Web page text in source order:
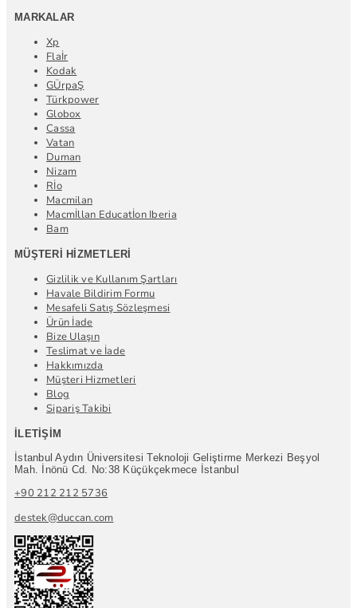
MARKALAR
Xp
Flaİr
Kodak
GÜrpaŞ
Türkpower
Globox
Cassa
Vatan
Duman
Nizam
Rİo
Macmilan
Macmİllan Educatİon Iberia
Bam
MÜŞTERI HIZMETLERI
Gizlilik ve Kullanım Şartları
Havale Bildirim Formu
Mesafeli Satış Sözleşmesi
Ürün İade
Bize Ulaşın
Teslimat ve İade
Hakkımızda
Müşteri Hizmetleri
Blog
Sipariş Takibi
İLETIŞIM
İstanbul Aydın Üniversitesi Teknoloji Geliştirme Merkezi Beşyol
Mah. İnönü Cd. No:38 Küçükçekmece İstanbul
+90 212 212 5736
destek@duccan.com